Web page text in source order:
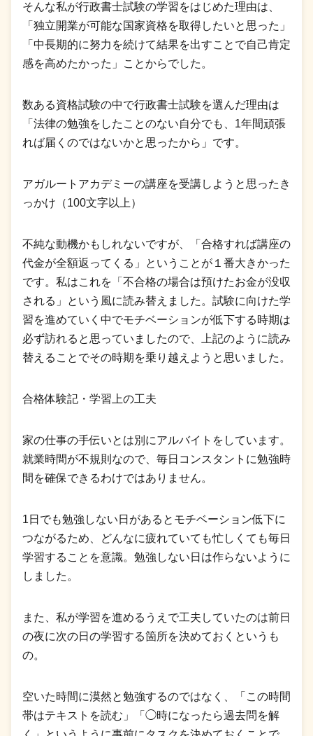
そんな私が行政書士試験の学習をはじめた理由は、
「独立開業が可能な国家資格を取得したいと思った」
「中長期的に努力を続けて結果を出すことで自己肯定
感を高めたかった」ことからでした。
数ある資格試験の中で行政書士試験を選んだ理由は
「法律の勉強をしたことのない自分でも、1年間頑張
れば届くのではないかと思ったから」です。
アガルートアカデミーの講座を受講しようと思ったき
っかけ（100文字以上）
不純な動機かもしれないですが、「合格すれば講座の
代金が全額返ってくる」ということが１番大きかった
です。私はこれを「不合格の場合は預けたお金が没収
される」という風に読み替えました。試験に向けた学
習を進めていく中でモチベーションが低下する時期は
必ず訪れると思っていましたので、上記のように読み
替えることでその時期を乗り越えようと思いました。
合格体験記・学習上の工夫
家の仕事の手伝いとは別にアルバイトをしています。
就業時間が不規則なので、毎日コンスタントに勉強時
間を確保できるわけではありません。
1日でも勉強しない日があるとモチベーション低下に
つながるため、どんなに疲れていても忙しくても毎日
学習することを意識。勉強しない日は作らないように
しました。
また、私が学習を進めるうえで工夫していたのは前日
の夜に次の日の学習する箇所を決めておくというも
の。
空いた時間に漠然と勉強するのではなく、「この時間
帯はテキストを読む」「◯時になったら過去問を解